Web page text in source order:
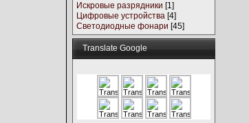
Искровые разрядники [1]
Цифровые устройства [4]
Светодиодные фонари [45]
Translate Google